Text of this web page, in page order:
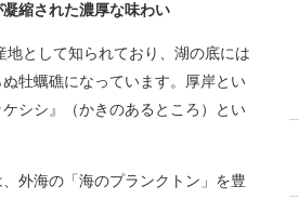
縮された濃厚な味わい
として知られており、湖の底には
牡蠣礁になっています。厚岸とい
シシ』（かきのあるところ）とい
外海の「海のプランクトン」を豊